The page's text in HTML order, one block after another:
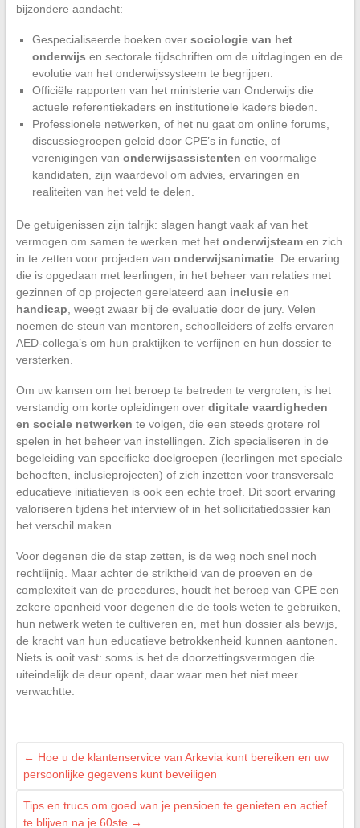
bijzondere aandacht:
Gespecialiseerde boeken over sociologie van het
onderwijs en sectorale tijdschriften om de uitdagingen en de
evolutie van het onderwijssysteem te begrijpen.
Officiële rapporten van het ministerie van Onderwijs die
actuele referentiekaders en institutionele kaders bieden.
Professionele netwerken, of het nu gaat om online forums,
discussiegroepen geleid door CPE’s in functie, of
verenigingen van onderwijsassistenten en voormalige
kandidaten, zijn waardevol om advies, ervaringen en
realiteiten van het veld te delen.
De getuigenissen zijn talrijk: slagen hangt vaak af van het
vermogen om samen te werken met het onderwijsteamen zich
in te zetten voor projecten van onderwijsanimatie. De ervaring
die is opgedaan met leerlingen, in het beheer van relaties met
gezinnen of op projecten gerelateerd aan inclusieen
handicap , weegt zwaar bij de evaluatie door de jury. Velen
noemen de steun van mentoren, schoolleiders of zelfs ervaren
AED-collega’s om hun praktijken te verfijnen en hun dossier te
versterken.
Om uw kansen om het beroep te betreden te vergroten, is het
verstandig om korte opleidingen over digitale vaardigheden
en sociale netwerken te volgen, die een steeds grotere rol
spelen in het beheer van instellingen. Zich specialiseren in de
begeleiding van specifieke doelgroepen (leerlingen met speciale
behoeften, inclusieprojecten) of zich inzetten voor transversale
educatieve initiatieven is ook een echte troef. Dit soort ervaring
valoriseren tijdens het interview of in het sollicitatiedossier kan
het verschil maken.
Voor degenen die de stap zetten, is de weg noch snel noch
rechtlijnig. Maar achter de striktheid van de proeven en de
complexiteit van de procedures, houdt het beroep van CPE een
zekere openheid voor degenen die de tools weten te gebruiken,
hun netwerk weten te cultiveren en, met hun dossier als bewijs,
de kracht van hun educatieve betrokkenheid kunnen aantonen.
Niets is ooit vast: soms is het de doorzettingsvermogen die
uiteindelijk de deur opent, daar waar men het niet meer
verwachtte.
← Hoe u de klantenservice van Arkevia kunt bereiken en uw
persoonlijke gegevens kunt beveiligen
Tips en trucs om goed van je pensioen te genieten en actief
te blijven na je 60ste →